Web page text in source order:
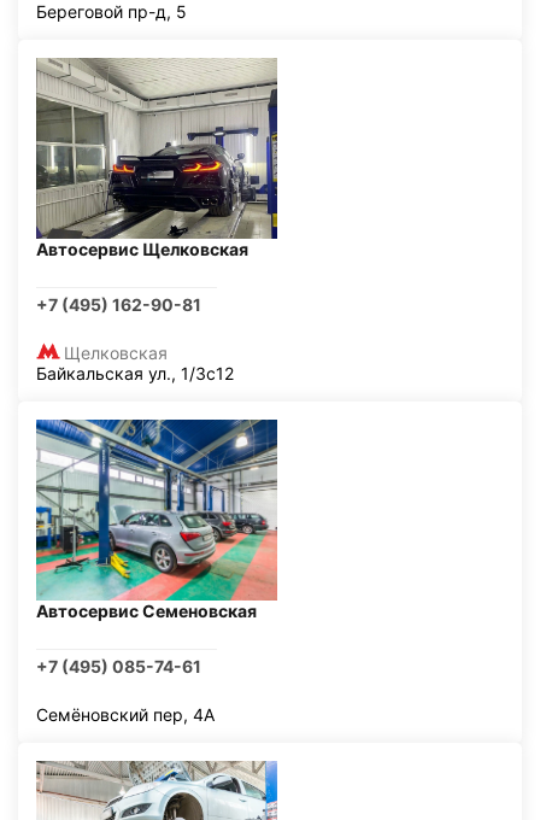
Береговой пр-д, 5
Автосервис Щелковская
+7 (495) 162-90-81
Щелковская
Байкальская ул., 1/3с12
Автосервис Семеновская
+7 (495) 085-74-61
Семёновский пер, 4А